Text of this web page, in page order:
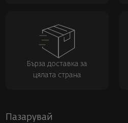
Бърза доставка за
цялата страна
Пазарувай